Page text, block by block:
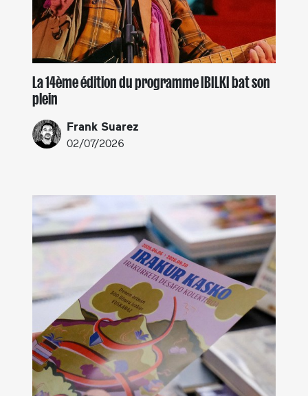
La 14ème édition du programme IBILKI bat son
plein
Frank Suarez
02/07/2026